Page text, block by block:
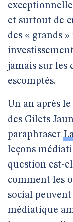
et surtout de
des « grands
jamais sur les
escomptés.
Un an après
des Gilets
paraphraser
leçons
question est-
comment les
social peuvent
médiatique